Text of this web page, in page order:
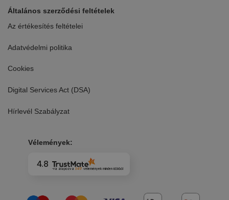
Általános szerződési feltételek
Az értékesítés feltételei
Adatvédelmi politika
Cookies
Digital Services Act (DSA)
Hírlevél Szabályzat
Vélemények:
4.8 -ra alapozva 3417 véleményekminden időkből